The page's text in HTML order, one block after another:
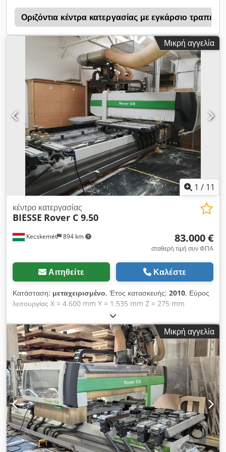
Οριζόντια κέντρα κατεργασίας με εγκάρσιο τραπέζι
Μικρή αγγελία
1 / 11
Kecskemét 894 km
κέντρο κατεργασίας
BIESSE Rover C 9.50
83.000 €
σταθερή τιμή συν ΦΠΑ
Αιτηθείτε Καλέστε
Κατάσταση: μεταχειρισμένο, Έτος κατασκευής: 2010, Εύρος
λειτουργίας X = 4.600 mm Y = 1.535 mm Z = 275 mm
Σχεδιασμένο για απαιτητικές εφαρμογές, καθιστώντας το
ιδανικό για την κατεργασία μεγάλων κομματιών συμπαγούς
ξύλου και δομικών ξυλοτεμαχίων. Η κεφαλή κατεργασίας με
έλεγχο 5 αξόνων επιτρέπει την παραγωγή σύνθετων
τρισδιάστατων τεμαχίων. • Κεντρικό σύστημα λίπανσης •
Επιτραπέζιος υπολογιστής o Επεξεργαστής Intel Celeron D
2.66 GHz ή μεγαλύτερος o 512 MB μνήμη RAM o Σκληρός
δίσκος 40 GB o Οθόνη LCD 15" o Πληκτρολόγιο o Ποντίκι o
Συσκευή CD-ROM o Παράλληλη θύρα o Σειριακή θύρα RS-232
o Θύρα USB o Κάρτα Ethernet για σύνδεση στο εταιρικό
δίκτυο • Απομακρυσμένη υποστήριξη o Άμεση πρόσβαση
μέσω μόντεμ για απομακρυσμένη διάγνωση και υποστήριξη •
Ηλεκτρικό πίνακα ελέγχου • Κλιματισμός για τον ηλεκτρικό
Μικρή αγγελία